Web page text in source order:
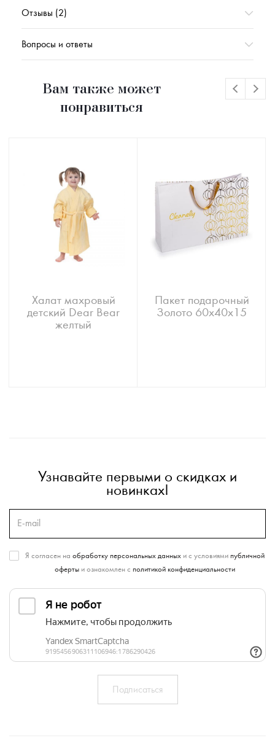
Отзывы (2)
Вопросы и ответы
Вам также может
понравиться
Халат махровый
детский Dear Bear
желтый
Пакет подарочный
Золото 60х40х15
Узнавайте первыми о скидках и
новинках!
Я согласен на обработку персональных данныхи с условиями публичной
офертыи ознакомлен с политикой конфиденциальности